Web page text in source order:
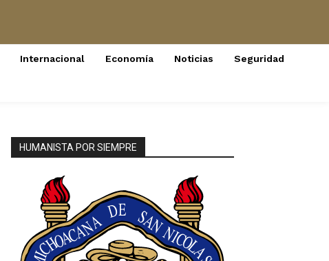
Internacional Economía Noticias Seguridad
HUMANISTA POR SIEMPRE